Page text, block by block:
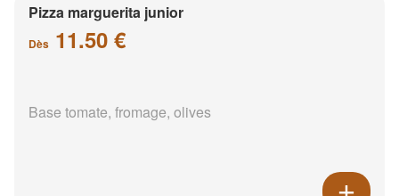
Pizza marguerita junior
Dès 11.50 €
Base tomate, fromage, olives